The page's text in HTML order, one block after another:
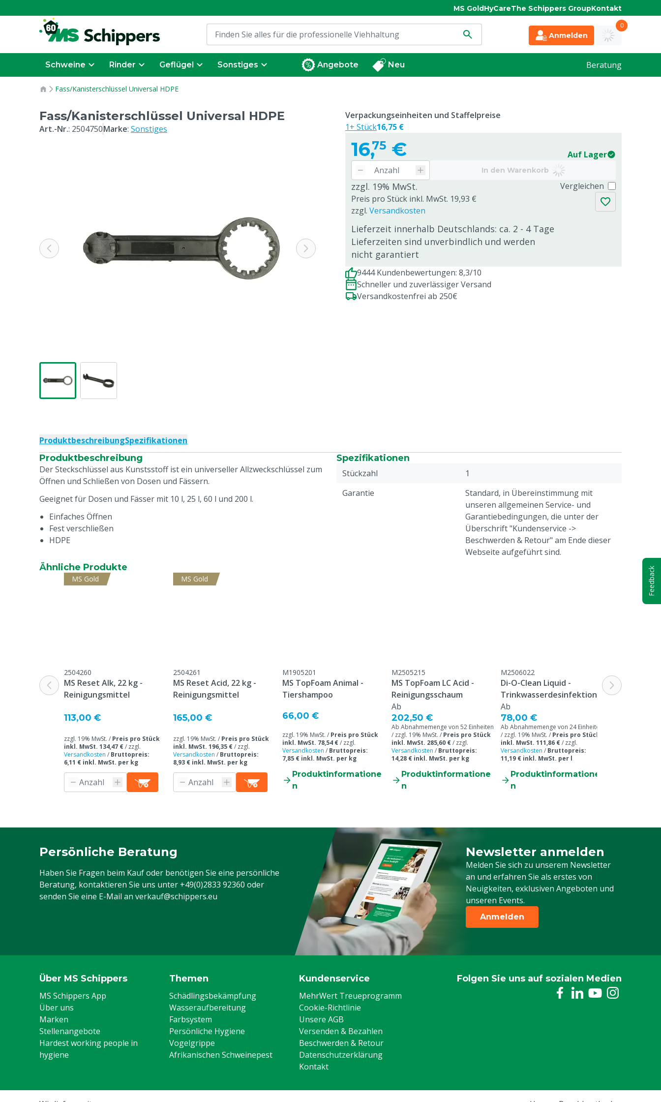
MS GoldHyCareThe Schippers GroupKontakt
Anmelden
0
Schweine Rinder Geflügel Sonstiges Angebote Neu Beratung
Fass/Kanisterschlüssel Universal HDPE
Fass/Kanisterschlüssel Universal HDPE
Art.-Nr.: 2504750Marke: Sonstiges
16,75 € Auf Lager
In den Warenkorb
zzgl. 19% MwSt.
Preis pro Stück inkl. MwSt. 19,93 €
zzgl. Versandkosten
Lieferzeit innerhalb Deutschlands: ca. 2 - 4 Tage
Lieferzeiten sind unverbindlich und werden
nicht garantiert
Vergleichen
Verpackungseinheiten und Staffelpreise
1+ Stück16,75 €
9444 Kundenbewertungen: 8,3/10
Schneller und zuverlässiger Versand
Versandkostenfrei ab 250€
ProduktbeschreibungSpezifikationen
Produktbeschreibung
Der Steckschlüssel aus Kunstsstoff ist ein universeller Allzweckschlüssel zum
Öffnen und Schließen von Dosen und Fässern.
Geeignet für Dosen und Fässer mit 10 l, 25 l, 60 l und 200 l.
Einfaches Öffnen
Fest verschließen
HDPE
Spezifikationen
Stückzahl
1
Garantie
Standard, in Übereinstimmung mit
unseren allgemeinen Service- und
Garantiebedingungen, die unter der
Überschrift "Kundenservice ->
Beschwerden & Retour" am Ende dieser
Webseite aufgeführt sind.
Ähnliche Produkte
MS Gold
2504260
MS Reset Alk, 22 kg -
Reinigungsmittel
113,00 €
zzgl. 19% MwSt. / Preis pro Stück
inkl. MwSt. 134,47 €/ zzgl.
Versandkosten / Bruttopreis:
6,11 € inkl. MwSt. per kg
MS Gold
2504261
MS Reset Acid, 22 kg -
Reinigungsmittel
165,00 €
zzgl. 19% MwSt. / Preis pro Stück
inkl. MwSt. 196,35 €/ zzgl.
Versandkosten / Bruttopreis:
8,93 € inkl. MwSt. per kg
M1905201
MS TopFoam Animal -
Tiershampoo
66,00 €
zzgl. 19% MwSt. / Preis pro Stück
inkl. MwSt. 78,54 €/ zzgl.
Versandkosten / Bruttopreis:
7,85 € inkl. MwSt. per kg
Produktinformatione
n
M2505215
MS TopFoam LC Acid -
Reinigungsschaum
Ab
202,50 €
Ab Abnahmemenge von 52 Einheiten
/ zzgl. 19% MwSt. / Preis pro Stück
inkl. MwSt. 285,60 €/ zzgl.
Versandkosten / Bruttopreis:
14,28 € inkl. MwSt. per kg
Produktinformatione
n
M2506022
Di-O-Clean Liquid -
Trinkwasserdesinfektion
Ab
78,00 €
Ab Abnahmemenge von 24 Einheiten
/ zzgl. 19% MwSt. / Preis pro Stück
inkl. MwSt. 111,86 €/ zzgl.
Versandkosten / Bruttopreis:
11,19 € inkl. MwSt. per l
Produktinformatione
n
MS
Persönliche Beratung
Haben Sie Fragen beim Kauf oder benötigen Sie eine persönliche
Beratung, kontaktieren Sie uns unter +49(0)2833 92360 oder
senden Sie eine E-Mail an verkauf@schippers.eu
Newsletter anmelden
Melden Sie sich zu unserem Newsletter
an und erfahren Sie als erstes von
Neuigkeiten, exklusiven Angeboten und
unseren Events.
Melden Sie sich für unseren Newsletter
Anmelden
Über MS Schippers
MS Schippers App
Über uns
Marken
Stellenangebote
Hardest working people in
hygiene
Themen
Schädlingsbekämpfung
Wasseraufbereitung
Farbsystem
Persönliche Hygiene
Vogelgrippe
Afrikanischen Schweinepest
Kundenservice
MehrWert Treueprogramm
Cookie-Richtlinie
Unsere AGB
Versenden & Bezahlen
Beschwerden & Retour
Datenschutzerklärung
Kontakt
Folgen Sie uns auf sozialen Medien
Feedback